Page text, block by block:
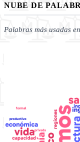
NUBE DE
Palabras más usadas